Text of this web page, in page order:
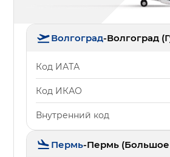
Волгоград-Волгоград
Код ИАТА
Код ИКАО
Внутренний код
Пермь-Пермь